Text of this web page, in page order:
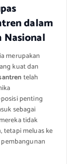
dalam
merupakan
kuat dan
telah
penting
sebagai
tidak
tetapi meluas ke